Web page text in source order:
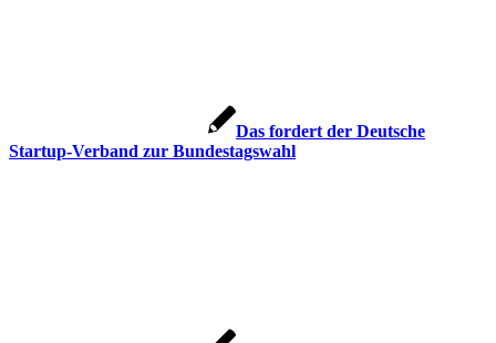
Das fordert der Deutsche
Startup-Verband zur Bundestagswahl